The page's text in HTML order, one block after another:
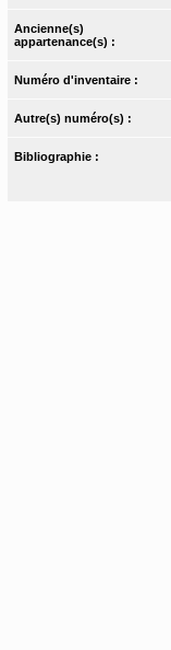
Ancienne(s)
appartenance(s) :
Numéro d'inventaire :
Autre(s) numéro(s) :
Bibliographie :